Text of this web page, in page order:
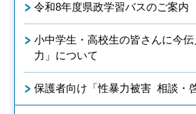
令和8年度県政学習バスのご案内
小中学生・高校生の皆さんに今
力」について
保護者向け「性暴力被害 相談・